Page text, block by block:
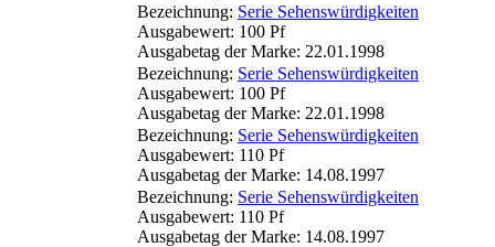
Bezeichnung: Serie Sehenswürdigkeiten
Ausgabewert: 100 Pf
Ausgabetag der Marke: 22.01.1998
Bezeichnung: Serie Sehenswürdigkeiten
Ausgabewert: 100 Pf
Ausgabetag der Marke: 22.01.1998
Bezeichnung: Serie Sehenswürdigkeiten
Ausgabewert: 110 Pf
Ausgabetag der Marke: 14.08.1997
Bezeichnung: Serie Sehenswürdigkeiten
Ausgabewert: 110 Pf
Ausgabetag der Marke: 14.08.1997